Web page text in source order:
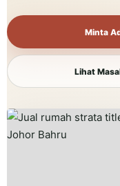
Minta
Lihat